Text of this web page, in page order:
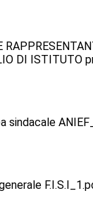
DI ISTITUTO
sindacale